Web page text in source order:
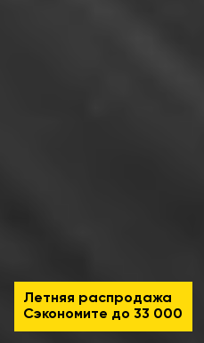
Летняя распродажа
Сэкономите до 33 000